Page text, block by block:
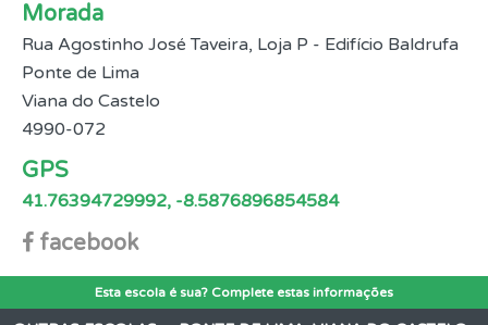
Morada
Rua Agostinho José Taveira, Loja P - Edifício Baldrufa
Ponte de Lima
Viana do Castelo
4990-072
GPS
41.76394729992, -8.5876896854584
facebook
Esta escola é sua? Complete estas informações